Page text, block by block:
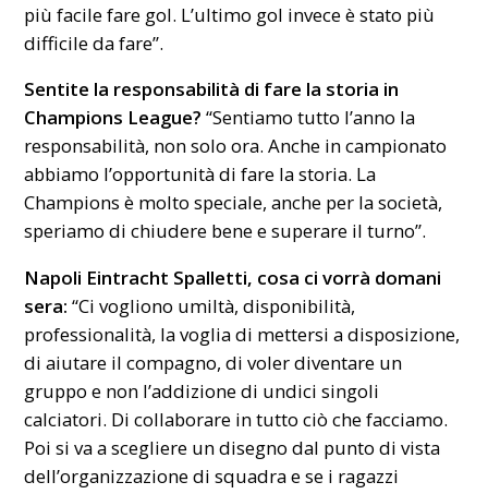
più facile fare gol. L’ultimo gol invece è stato più
difficile da fare”.
Sentite la responsabilità di fare la storia in
Champions League? “Sentiamo tutto l’anno la
responsabilità, non solo ora. Anche in campionato
abbiamo l’opportunità di fare la storia. La
Champions è molto speciale, anche per la società,
speriamo di chiudere bene e superare il turno”.
Napoli Eintracht Spalletti, cosa ci vorrà domani
sera: “Ci vogliono umiltà, disponibilità,
professionalità, la voglia di mettersi a disposizione,
di aiutare il compagno, di voler diventare un
gruppo e non l’addizione di undici singoli
calciatori. Di collaborare in tutto ciò che facciamo.
Poi si va a scegliere un disegno dal punto di vista
dell’organizzazione di squadra e se i ragazzi